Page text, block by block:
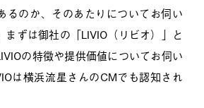
るのか、そのあたりについてお伺い
まずは御社の「LIVIO（リビオ）」と
の特徴や提供価値についてお伺い
は横浜流星さんのCMでも認知され